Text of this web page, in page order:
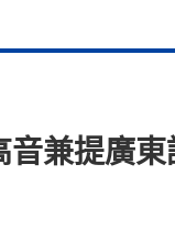
兼提廣